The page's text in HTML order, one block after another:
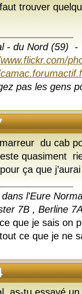
trouver
- du Nord (59) -
pas les gens
du cab
quasiment
pour ça que
dans l'Eure
7B , Berline
que je sais on
ce que je ne